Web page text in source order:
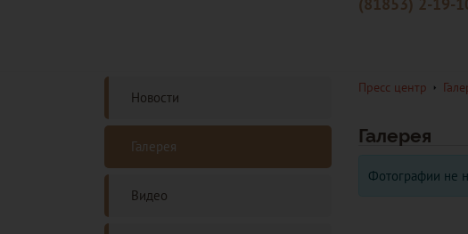
(81853) 2-19-
Новости
Галерея
Видео
Пресс центр
Галерея
Фотографии не